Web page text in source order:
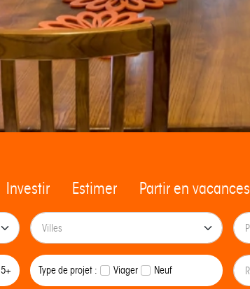
Investir Estimer Partir en vacances
5+ Type de projet : Viager Neuf